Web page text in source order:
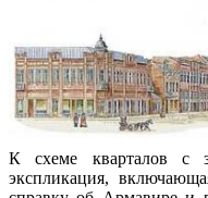
К схеме кварталов с
экспликация,